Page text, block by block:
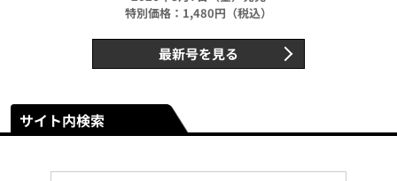
特別価格：1,480円（税込）
最新号を見る
サイト内検索